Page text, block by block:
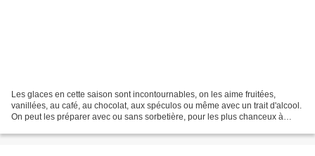
Les glaces en cette saison sont incontournables, on les aime fruitées,
vanillées, au café, au chocolat, aux spéculos ou même avec un trait d'alcool.
On peut les préparer avec ou sans sorbetière, pour les plus chanceux à